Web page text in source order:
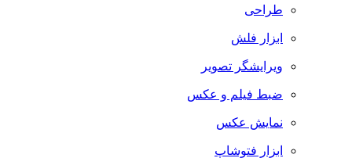
طراحی
ابزار فلش
ویرایشگر تصویر
ضبط فيلم و عكس
نمایش عکس
ابزار فتوشاپ